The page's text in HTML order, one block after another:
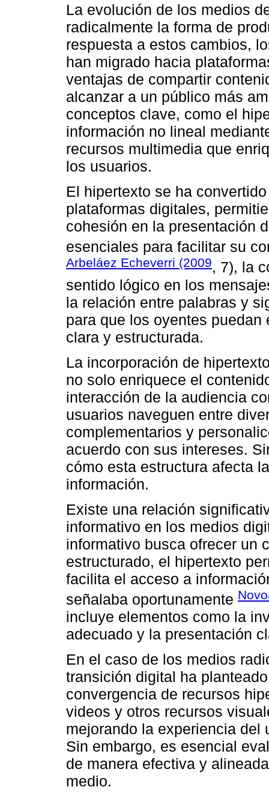
La evolución de los medios
radicalmente la forma de
respuesta a estos cambios,
han migrado hacia
ventajas de compartir
alcanzar a un público más
conceptos clave, como el
información no lineal
recursos multimedia que
los usuarios.
El hipertexto se ha
plataformas digitales,
cohesión en la presentación
esenciales para facilitar su
Arbeláez Echeverri (2009, 7), la
sentido lógico en los
la relación entre palabras y
para que los oyentes
clara y estructurada.
La incorporación de
no solo enriquece el
interacción de la audiencia
usuarios naveguen entre
complementarios y
acuerdo con sus intereses.
cómo esta estructura afecta
información.
Existe una relación
informativo en los medios
informativo busca ofrecer un
estructurado, el hipertexto
facilita el acceso a
señalaba oportunamente
incluye elementos como la
adecuado y la presentación
En el caso de los medios
transición digital ha
convergencia de recursos
videos y otros recursos
mejorando la experiencia del
Sin embargo, es esencial
de manera efectiva y
medio.